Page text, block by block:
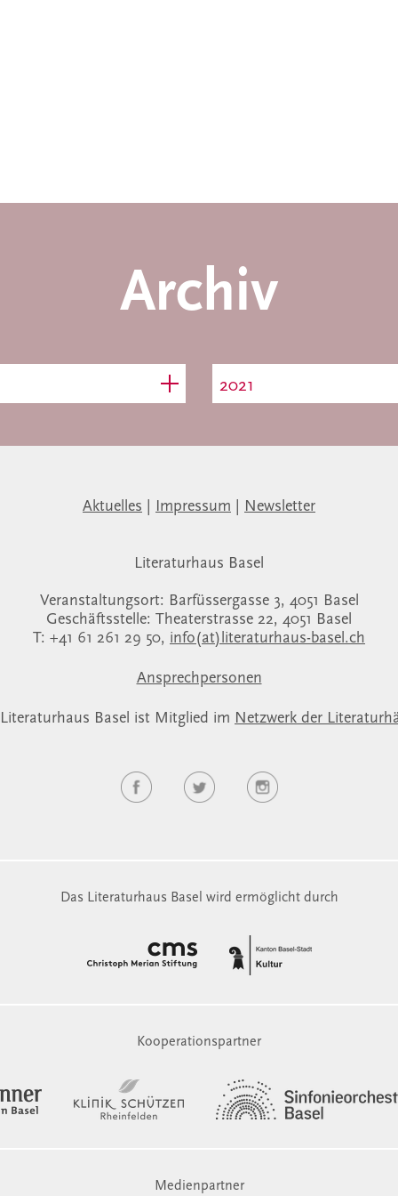
Archiv
2021
Aktuelles Impressum Newsletter
Literaturhaus Basel
Veranstaltungsort: Barfüssergasse 3, 4051 Basel
Geschäftsstelle: Theaterstrasse 22, 4051 Basel
T: +41 61 261 29 50, info(at)literaturhaus-basel.ch
Ansprechpersonen
Basel ist Mitglied im Netzwerk der
Das Literaturhaus Basel wird ermöglicht durch
Kooperationspartner
Medienpartner